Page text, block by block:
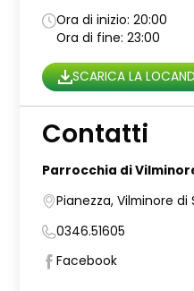
Ora di inizio: 20:00
Ora di fine: 23:00
SCARICA LA
Contatti
Parrocchia di
Pianezza, Vilminore di
0346.51605
Facebook